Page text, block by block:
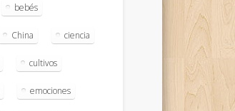
bebés
China ciencia
cultivos
emociones